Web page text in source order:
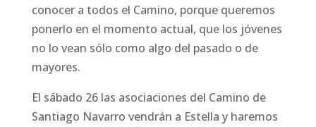
conocer a todos el Camino, porque queremos
ponerlo en el momento actual, que los jóvenes
no lo vean sólo como algo del pasado o de
mayores.
El sábado 26 las asociaciones del Camino de
Santiago Navarro vendrán a Estella y haremos